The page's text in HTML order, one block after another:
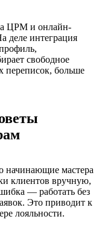
ЦРМ и онлайн-
деле интеграция
свободное
переписок, больше
начинающие мастера
клиентов вручную,
— работать без
Это приводит к
лояльности.